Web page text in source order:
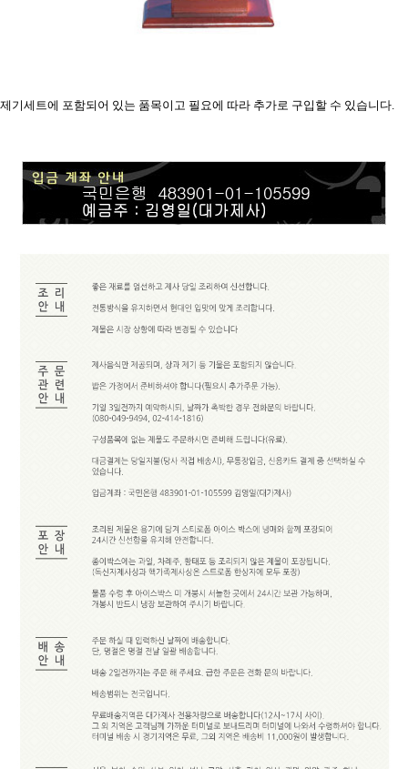
제기세트에 포함되어 있는 품목이고 필요에 따라 추가로 구입할 수 있습니다.